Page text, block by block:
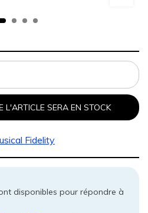
L'ARTICLE SERA EN STOCK
Fidelity
disponibles pour répondre à